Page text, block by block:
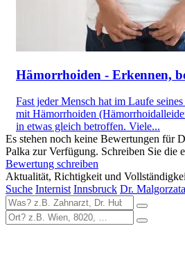
Hämorrhoiden - Erkennen,
Fast jeder Mensch hat im Laufe
mit Hämorrhoiden
in etwas gleich betroffen. Viele...
Es stehen noch keine Bewertungen für
Palka zur Verfügung. Schreiben Sie die
Bewertung schreiben
Aktualität, Richtigkeit und
Suche Internist Innsbruck Dr.